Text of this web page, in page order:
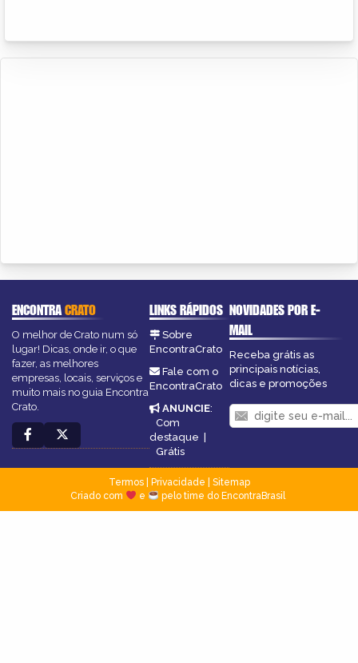
ENCONTRACRATO
O melhor de Crato num só
lugar! Dicas, onde ir, o que
fazer, as melhores
empresas, locais, serviços e
muito mais no guia Encontra
Crato.
LINKS RÁPIDOS
Sobre
EncontraCrato
Fale com o
EncontraCrato
ANUNCIE:
Com
destaque |
Grátis
NOVIDADES POR E-
MAIL
Receba grátis as
principais notícias,
dicas e promoções
Termos| Privacidade
Sitemap
Criado com
e pelo time do EncontraBrasil